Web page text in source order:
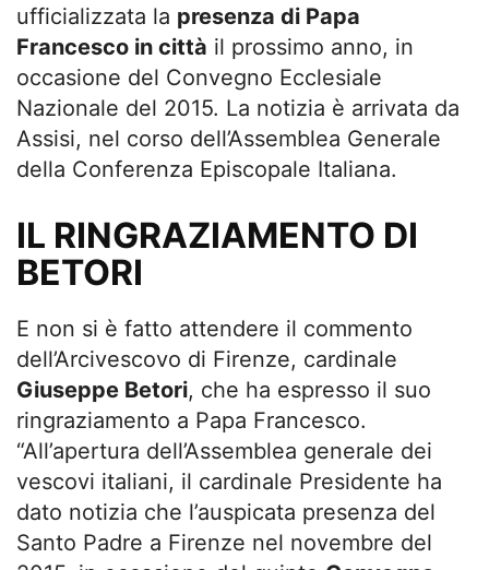
ufficializzata la presenza di Papa
Francesco in città il prossimo anno, in
occasione del Convegno Ecclesiale
Nazionale del 2015. La notizia è arrivata da
Assisi, nel corso dell’Assemblea Generale
della Conferenza Episcopale Italiana.
IL RINGRAZIAMENTO DI
BETORI
E non si è fatto attendere il commento
dell’Arcivescovo di Firenze, cardinale
Giuseppe Betori, che ha espresso il suo
ringraziamento a Papa Francesco.
“All’apertura dell’Assemblea generale dei
vescovi italiani, il cardinale Presidente ha
dato notizia che l’auspicata presenza del
Santo Padre a Firenze nel novembre del